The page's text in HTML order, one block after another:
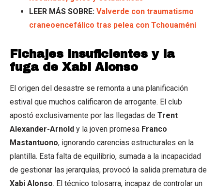
LEER MÁS SOBRE: Valverde con traumatismo
craneoencefálico tras pelea con Tchouaméni
Fichajes insuficientes y la
fuga de Xabi Alonso
El origen del desastre se remonta a una planificación
estival que muchos calificaron de arrogante. El club
apostó exclusivamente por las llegadas de Trent
Alexander-Arnold y la joven promesa Franco
Mastantuono, ignorando carencias estructurales en la
plantilla. Esta falta de equilibrio, sumada a la incapacidad
de gestionar las jerarquías, provocó la salida prematura de
Xabi Alonso. El técnico tolosarra, incapaz de controlar un